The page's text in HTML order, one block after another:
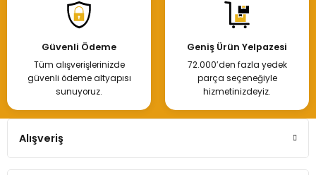
Güvenli Ödeme
Tüm alışverişlerinizde
güvenli ödeme altyapısı
sunuyoruz.
Geniş Ürün Yelpazesi
72.000’den fazla yedek
parça seçeneğiyle
hizmetinizdeyiz.
Alışveriş